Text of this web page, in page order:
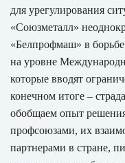
для урегулирования
«Союзметалл»
«Белпрофмаш» в
на уровне
которые вводят
конечном итоге –
обобщаем опыт
профсоюзами, их
партнерами в стране,